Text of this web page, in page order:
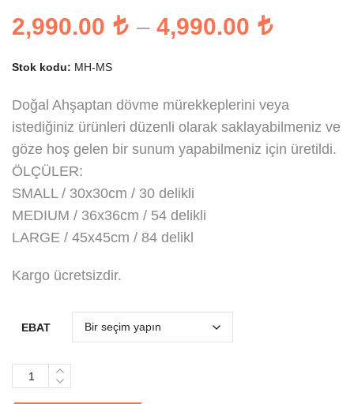
2,990.00 – 4,990.00
-
Stok kodu: MH-MS
Doğal Ahşaptan dövme mürekkeplerini veya
istediğiniz ürünleri düzenli olarak saklayabilmeniz ve
göze hoş gelen bir sunum yapabilmeniz için üretildi.
ÖLÇÜLER:
SMALL / 30x30cm / 30 delikli
MEDIUM / 36x36cm / 54 delikli
LARGE / 45x45cm / 84 delikl
Kargo ücretsizdir.
EBAT
Adet